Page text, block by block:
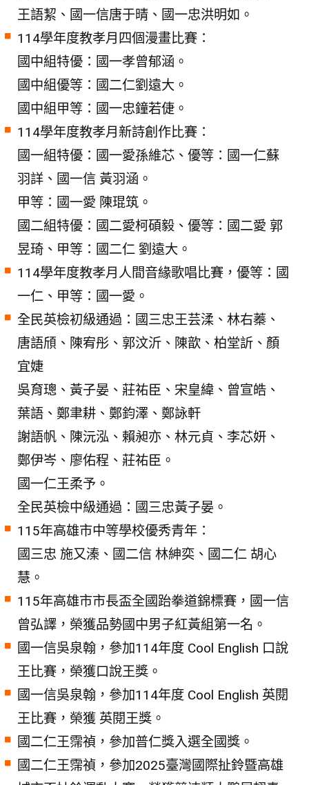
王語絜、國一信唐于晴、國一忠洪明如。
114學年度教孝月四個漫畫比賽：
國中組特優：國一孝曾郁涵。
國中組優等：國二仁劉遠大。
國中組甲等：國一忠鐘若倢。
114學年度教孝月新詩創作比賽：
國一組特優：國一愛孫維芯、優等：國一仁蘇
羽詳、國一信 黃羽涵。
甲等：國一愛 陳琨筑。
國二組特優：國二愛柯碩毅、優等：國二愛 郭
昱琦、甲等：國二仁 劉遠大。
114學年度教孝月人間音緣歌唱比賽，優等：國
一仁、甲等：國一愛。
全民英檢初級通過：國三忠王芸渘、林右蓁、
唐語頎、陳宥彤、郭汶沂、陳歆、柏堂訢、顏
宜婕
吳育璁、黃子晏、莊祐臣、宋皇緯、曾宣皓、
葉語、鄭聿耕、鄭鈞澤、鄭詠軒
謝語帆、陳沅泓、賴昶亦、林元貞、李芯妍、
鄭伊岑、廖佑程、莊祐臣。
國一仁王柔予。
全民英檢中級通過：國三忠黃子晏。
115年高雄市中等學校優秀青年：
國三忠 施又溱、國二信 林紳奕、國二仁 胡心
慧。
115年高雄市市長盃全國跆拳道錦標賽，國一信
曾弘譯，榮獲品勢國中男子紅黃組第一名。
國一信吳泉翰，參加114年度 Cool English 口說
王比賽，榮獲口說王獎。
國一信吳泉翰，參加114年度 Cool English 英閱
王比賽，榮獲 英閱王獎。
國二仁王霈禎，參加普仁獎入選全國獎。
國二仁王霈禎，參加2025臺灣國際扯鈴暨高雄